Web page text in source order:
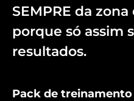
SEMPRE da
porque só assim
resultados.
Pack de